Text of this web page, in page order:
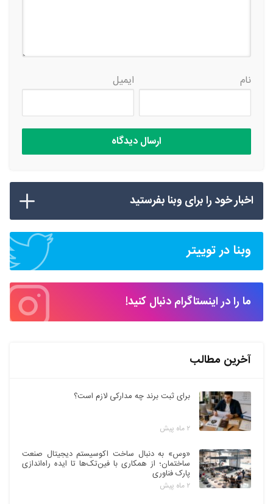
نام ایمیل
اخبار خود را برای وبنا بفرستید
وبنا در توییتر
ما را در اینستاگرام دنبال کنید!
آخرین مطالب
برای ثبت برند چه مدارکی لازم است؟
۲ ماه پیش
«وس» به دنبال ساخت اکوسیستم دیجیتال صنعت
ساختمان؛ از همکاری با فین‌تک‌ها تا ایده راه‌اندازی
پارک فناوری
۲ ماه پیش